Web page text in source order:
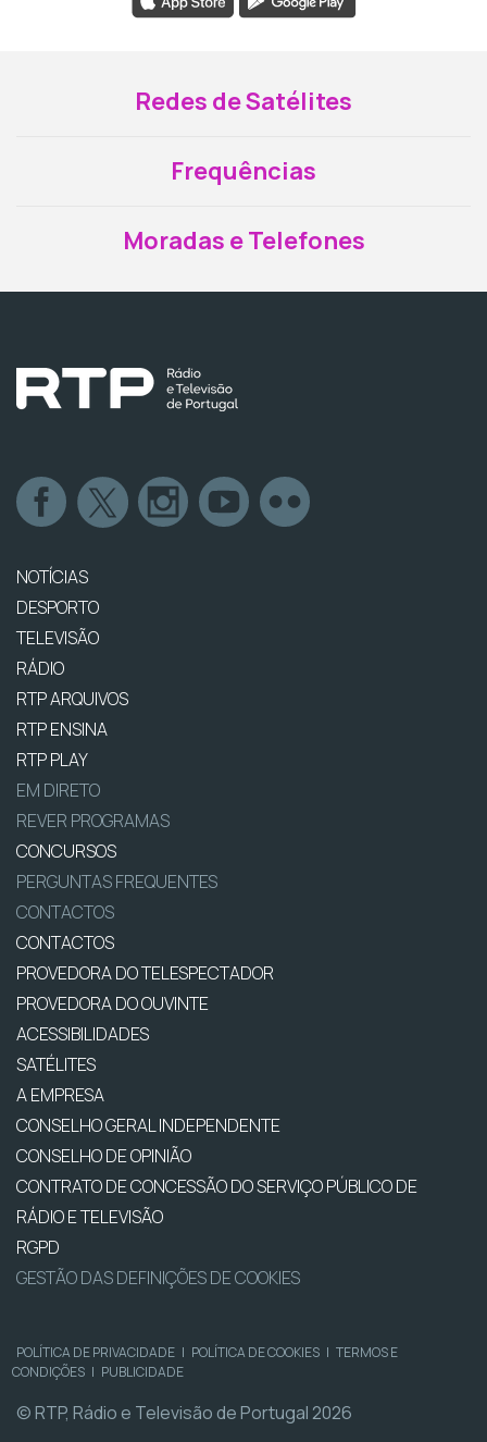
Redes de Satélites
Frequências
Moradas e Telefones
NOTÍCIAS
DESPORTO
TELEVISÃO
RÁDIO
RTP ARQUIVOS
RTP ENSINA
RTP PLAY
EM DIRETO
REVER PROGRAMAS
CONCURSOS
PERGUNTAS FREQUENTES
CONTACTOS
CONTACTOS
PROVEDORA DO TELESPECTADOR
PROVEDORA DO OUVINTE
ACESSIBILIDADES
SATÉLITES
A EMPRESA
CONSELHO GERAL INDEPENDENTE
CONSELHO DE OPINIÃO
CONTRATO DE CONCESSÃO DO SERVIÇO PÚBLICO DE
RÁDIO E TELEVISÃO
RGPD
GESTÃO DAS DEFINIÇÕES DE COOKIES
POLÍTICA DE PRIVACIDADE | POLÍTICA DE COOKIES | TERMOS E
CONDIÇÕES | PUBLICIDADE
© RTP, Rádio e Televisão de Portugal 2026